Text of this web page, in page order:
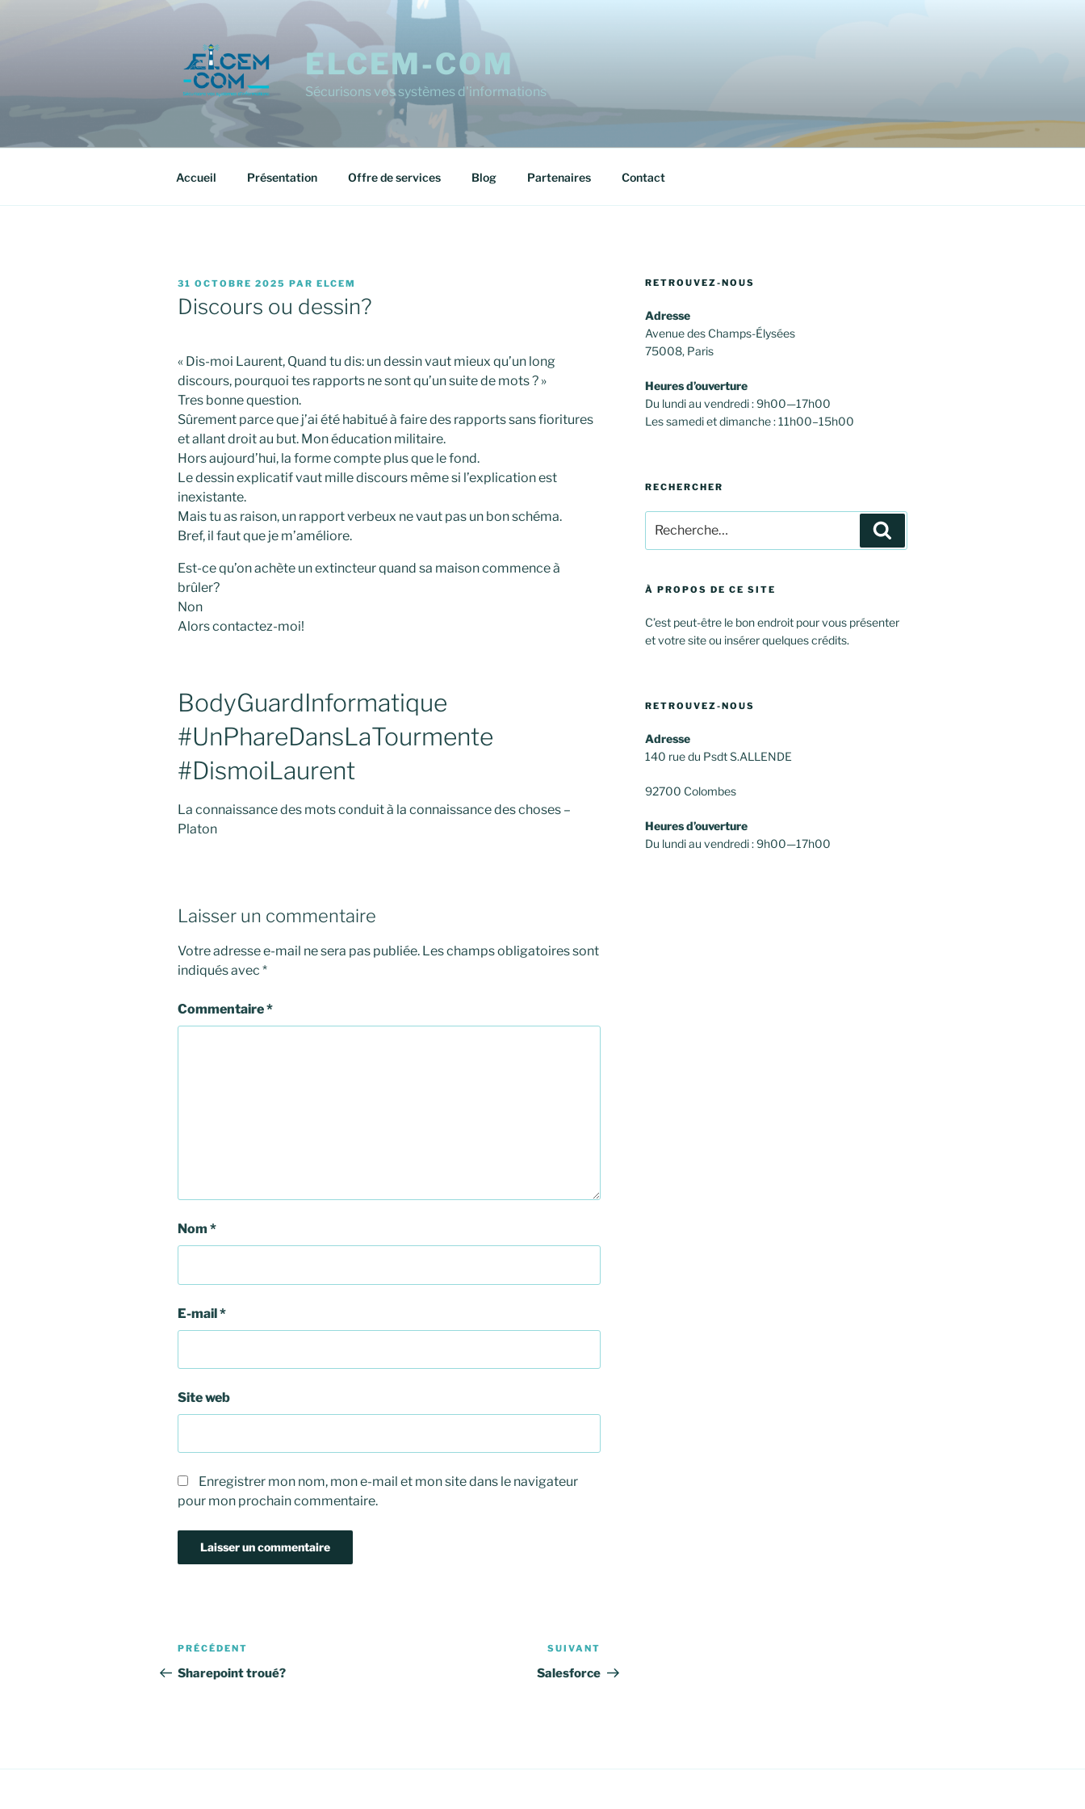
ELCEM-COM
Sécurisons vos systèmes d'informations
Accueil Présentation Offre de services Blog Partenaires Contact
PUBLIÉ
LE
31 OCTOBRE 2025 PAR ELCEM
Discours ou dessin?
« Dis-moi Laurent, Quand tu dis: un dessin vaut mieux qu’un long
discours, pourquoi tes rapports ne sont qu’un suite de mots ? »
Tres bonne question.
Sûrement parce que j’ai été habitué à faire des rapports sans fioritures
et allant droit au but. Mon éducation militaire.
Hors aujourd’hui, la forme compte plus que le fond.
Le dessin explicatif vaut mille discours même si l’explication est
inexistante.
Mais tu as raison, un rapport verbeux ne vaut pas un bon schéma.
Bref, il faut que je m’améliore.
Est-ce qu’on achète un extincteur quand sa maison commence à
brûler?
Non
Alors contactez-moi!
BodyGuardInformatique
#UnPhareDansLaTourmente
#DismoiLaurent
La connaissance des mots conduit à la connaissance des choses –
Platon
Laisser un commentaire
Votre adresse e-mail ne sera pas publiée. Les champs obligatoires sont
indiqués avec *
Commentaire*
Nom *
E-mail*
Site web
Enregistrer mon nom, mon e-mail et mon site dans le navigateur
pour mon prochain commentaire.
Navigation
de
Article
précédent
PRÉCÉDENT
Sharepoint troué?
suivant
SUIVANT
Salesforce
RETROUVEZ-NOUS
Adresse
Avenue des Champs-Élysées
75008, Paris
Heures d’ouverture
Du lundi au vendredi : 9h00—17h00
Les samedi et dimanche : 11h00–15h00
RECHERCHER
pour
:
À PROPOS DE CE SITE
C’est peut-être le bon endroit pour vous présenter
et votre site ou insérer quelques crédits.
RETROUVEZ-NOUS
Adresse
140 rue du Psdt S.ALLENDE
92700 Colombes
Heures d’ouverture
Du lundi au vendredi : 9h00—17h00